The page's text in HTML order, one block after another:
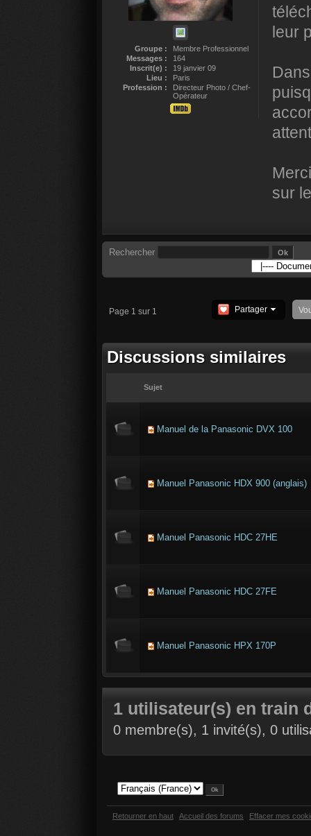
Groupe :
Membre Professionnel
Messages :
164
Inscrit(e) :
19 janvier 09
Lieu :
Paris
Profession :
Directeur Photo / Chef-
Opérateur
leur
sur
Rechercher
Page 1 sur 1 Partager
Discussions similaires
Sujet
Manuel de la Panasonic DVX 100
Manuel Panasonic HDX 900 (anglais)
Manuel Panasonic HDC 27HE
Manuel Panasonic HDC 27FE
Manuel Panasonic HPX 170P
1 utilisateur(s) en train
0 membre(s), 1 invité(s), 0
Retourner en haut Accueil des forums Effacer mes